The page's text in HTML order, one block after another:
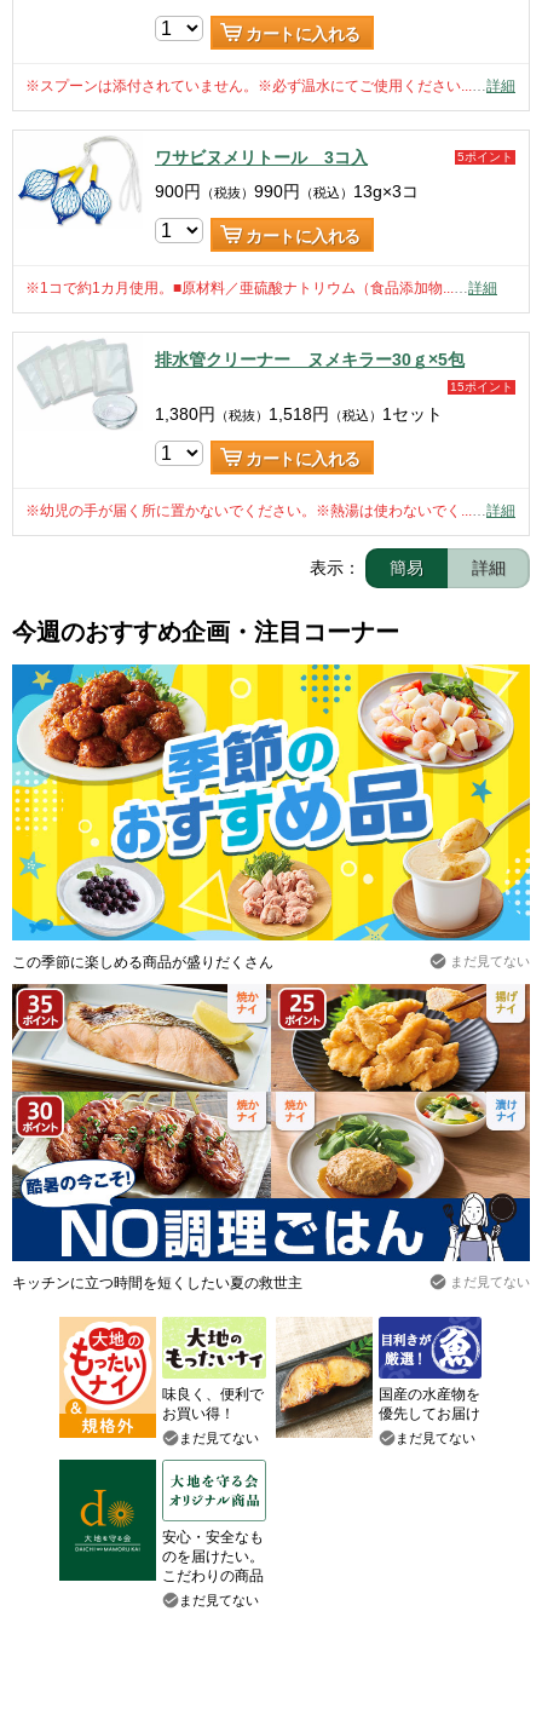
カートに入れる
※スプーンは添付されていません。※必ず温水にてご使用ください...…詳細
ワサビヌメリトール 3コ入 5ポイント
900円 （税抜） 990円 （税込） 13g×3コ
カートに入れる
※1コで約1カ月使用。■原材料／亜硫酸ナトリウム（食品添加物...…詳細
排水管クリーナー ヌメキラー30ｇ×5包
15ポイント
1,380円 （税抜） 1,518円 （税込） 1セット
カートに入れる
※幼児の手が届く所に置かないでください。※熱湯は使わないでく...…詳細
表示： 簡易 詳細
今週のおすすめ企画・注目コーナー
この季節に楽しめる商品が盛りだくさん まだ見てない
キッチンに立つ時間を短くしたい夏の救世主 まだ見てない
味良く、便利で
お買い得！
まだ見てない
国産の水産物を
優先してお届け
まだ見てない
安心・安全なも
のを届けたい。
こだわりの商品
まだ見てない